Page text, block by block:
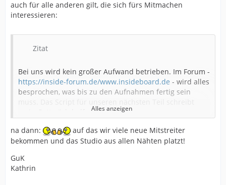
auch für alle anderen gilt, die sich fürs Mitmachen
interessieren:
Zitat
Bei uns wird kein großer Aufwand betrieben. Im Forum -
https://inside-forum.de/www.insideboard.de - wird alles
besprochen, was bis zu den Aufnahmen fertig sein
mein Gatte (ich helfe diesmal nur).
Einstieg als Sprecher ist jederzeit möglich. Wir besetzen
bis auf die feststehenden Charaktere aus den
vorherigen Teilen - alle Rollen i.d.R. spontan vor Ort mit
den vorhandenen Sprechern. Anders geht das auch gar
Alles anzeigen
na dann:
auf das wir viele neue Mitstreiter
bekommen und das Studio aus allen Nähten platzt!
GuK
Kathrin